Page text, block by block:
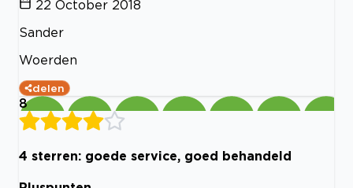
22 October 2018
Sander
Woerden
delen
8
4 sterren: goede service, goed behandeld